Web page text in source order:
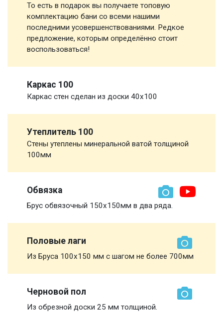
То есть в подарок вы получаете топовую
комплектацию бани со всеми нашими
последними усовершенствованиями. Редкое
предложение, которым определённо стоит
воспользоваться!
Каркас 100
Каркас стен сделан из доски 40х100
Утеплитель 100
Стены утеплены минеральной ватой толщиной
100мм
Обвязка
Брус обвязочный 150х150мм в два ряда.
Половые лаги
Из Бруса 100х150 мм с шагом не более 700мм
Черновой пол
Из обрезной доски 25 мм толщиной.